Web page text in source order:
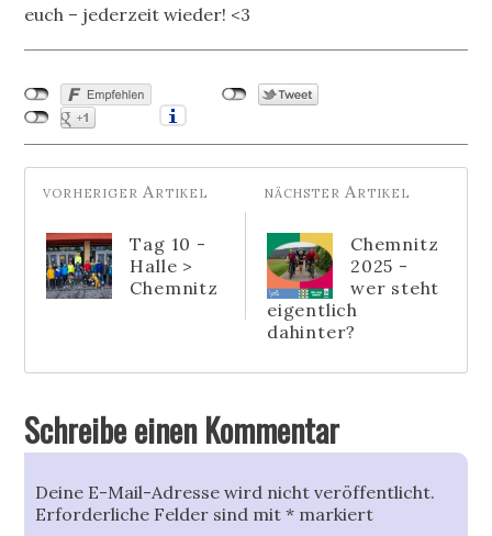
euch – jederzeit wieder! <3
Tag 10 -
Halle >
Chemnitz
Chemnitz
2025 -
wer steht
eigentlich
dahinter?
Schreibe einen Kommentar
Deine E-Mail-Adresse wird nicht veröffentlicht.
Erforderliche Felder sind mit* markiert